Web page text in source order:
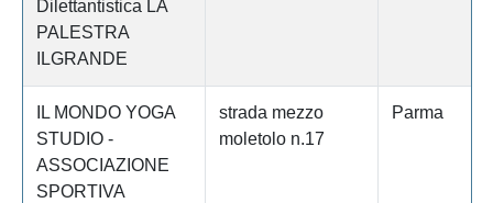
Dilettantistica LA
PALESTRA
ILGRANDE
IL MONDO YOGA
STUDIO -
ASSOCIAZIONE
SPORTIVA
strada mezzo
moletolo n.17
Parma